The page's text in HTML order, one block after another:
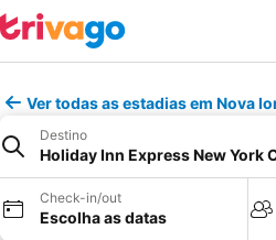
Ver todas as estadias em Nova
Destino
Holiday Inn Express New York
Check-in/out
Escolha as datas